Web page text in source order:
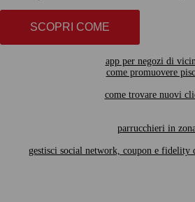
SCOPRI COME
app per negozi di
come promuovere
come trovare nuovi
parrucchieri in
gestisci social network, coupon e fidelity